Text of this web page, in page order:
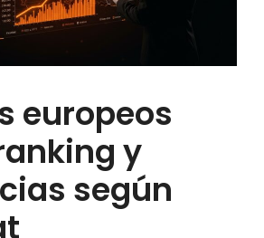
europeos
y
según